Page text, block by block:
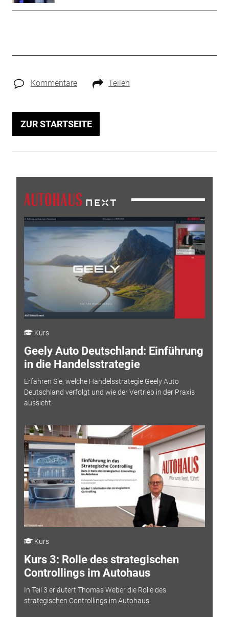
Kommentare Teilen
ZUR STARTSEITE
Kurs
Geely Auto Deutschland: Einführung
in die Handelsstrategie
Erfahren Sie, welche Handelsstrategie Geely Auto
Deutschland verfolgt und wie der Vertrieb in der Praxis
aussieht.
Kurs
Kurs 3: Rolle des strategischen
Controllings im Autohaus
In Teil 3 erläutert Thomas Weber die Rolle des
strategischen Controllings im Autohaus.